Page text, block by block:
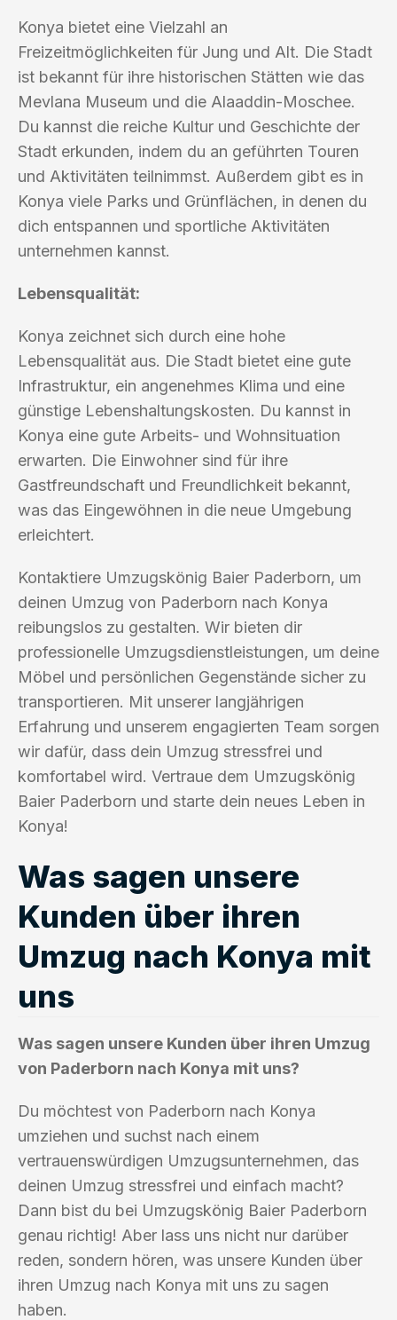
Konya bietet eine Vielzahl an
Freizeitmöglichkeiten für Jung und Alt. Die Stadt
ist bekannt für ihre historischen Stätten wie das
Mevlana Museum und die Alaaddin-Moschee.
Du kannst die reiche Kultur und Geschichte der
Stadt erkunden, indem du an geführten Touren
und Aktivitäten teilnimmst. Außerdem gibt es in
Konya viele Parks und Grünflächen, in denen du
dich entspannen und sportliche Aktivitäten
unternehmen kannst.
Lebensqualität:
Konya zeichnet sich durch eine hohe
Lebensqualität aus. Die Stadt bietet eine gute
Infrastruktur, ein angenehmes Klima und eine
günstige Lebenshaltungskosten. Du kannst in
Konya eine gute Arbeits- und Wohnsituation
erwarten. Die Einwohner sind für ihre
Gastfreundschaft und Freundlichkeit bekannt,
was das Eingewöhnen in die neue Umgebung
erleichtert.
Kontaktiere Umzugskönig Baier Paderborn, um
deinen Umzug von Paderborn nach Konya
reibungslos zu gestalten. Wir bieten dir
professionelle Umzugsdienstleistungen, um deine
Möbel und persönlichen Gegenstände sicher zu
transportieren. Mit unserer langjährigen
Erfahrung und unserem engagierten Team sorgen
wir dafür, dass dein Umzug stressfrei und
komfortabel wird. Vertraue dem Umzugskönig
Baier Paderborn und starte dein neues Leben in
Konya!
Was sagen unsere
Kunden über ihren
Umzug nach Konya mit
uns
Was sagen unsere Kunden über ihren Umzug
von Paderborn nach Konya mit uns?
Du möchtest von Paderborn nach Konya
umziehen und suchst nach einem
vertrauenswürdigen Umzugsunternehmen, das
deinen Umzug stressfrei und einfach macht?
Dann bist du bei Umzugskönig Baier Paderborn
genau richtig! Aber lass uns nicht nur darüber
reden, sondern hören, was unsere Kunden über
ihren Umzug nach Konya mit uns zu sagen
haben.